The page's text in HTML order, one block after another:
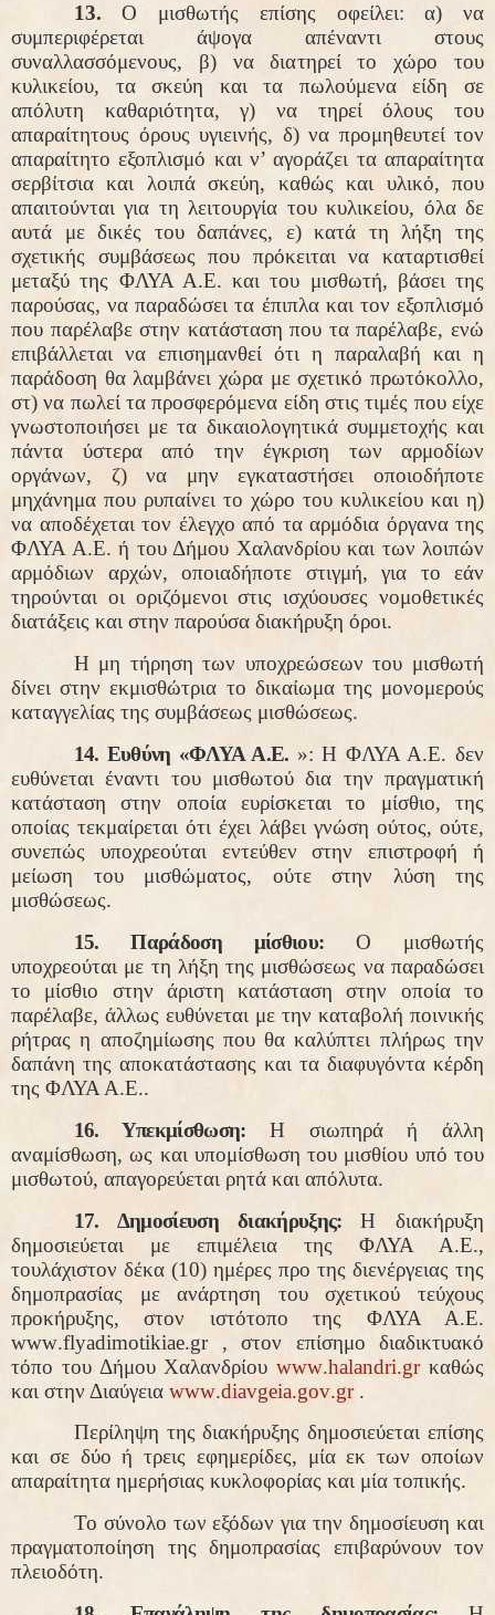
13. Ο μισθωτής επίσης οφείλει: α) να
συμπεριφέρεται άψογα απέναντι στους
συναλλασσόμενους, β) να διατηρεί το χώρο του
κυλικείου, τα σκεύη και τα πωλούμενα είδη σε
απόλυτη καθαριότητα, γ) να τηρεί όλους του
απαραίτητους όρους υγιεινής, δ) να προμηθευτεί τον
απαραίτητο εξοπλισμό και ν’ αγοράζει τα απαραίτητα
σερβίτσια και λοιπά σκεύη, καθώς και υλικό, που
απαιτούνται για τη λειτουργία του κυλικείου, όλα δε
αυτά με δικές του δαπάνες, ε) κατά τη λήξη της
σχετικής συμβάσεως που πρόκειται να καταρτισθεί
μεταξύ της ΦΛΥΑ Α.Ε. και του μισθωτή, βάσει της
παρούσας, να παραδώσει τα έπιπλα και τον εξοπλισμό
που παρέλαβε στην κατάσταση που τα παρέλαβε, ενώ
επιβάλλεται να επισημανθεί ότι η παραλαβή και η
παράδοση θα λαμβάνει χώρα με σχετικό πρωτόκολλο,
στ) να πωλεί τα προσφερόμενα είδη στις τιμές που είχε
γνωστοποιήσει με τα δικαιολογητικά συμμετοχής και
πάντα ύστερα από την έγκριση των αρμοδίων
οργάνων, ζ) να μην εγκαταστήσει οποιοδήποτε
μηχάνημα που ρυπαίνει το χώρο του κυλικείου και η)
να αποδέχεται τον έλεγχο από τα αρμόδια όργανα της
ΦΛΥΑ Α.Ε. ή του Δήμου Χαλανδρίου και των λοιπών
αρμόδιων αρχών, οποιαδήποτε στιγμή, για το εάν
τηρούνται οι οριζόμενοι στις ισχύουσες νομοθετικές
διατάξεις και στην παρούσα διακήρυξη όροι.
Η μη τήρηση των υποχρεώσεων του μισθωτή
δίνει στην εκμισθώτρια το δικαίωμα της μονομερούς
καταγγελίας της συμβάσεως μισθώσεως.
14. Ευθύνη «ΦΛΥΑ Α.Ε. »: Η ΦΛΥΑ Α.Ε. δεν
ευθύνεται έναντι του μισθωτού δια την πραγματική
κατάσταση στην οποία ευρίσκεται το μίσθιο, της
οποίας τεκμαίρεται ότι έχει λάβει γνώση ούτος, ούτε,
συνεπώς υποχρεούται εντεύθεν στην επιστροφή ή
μείωση του μισθώματος, ούτε στην λύση της
μισθώσεως.
15. Παράδοση μίσθιου: Ο μισθωτής
υποχρεούται με τη λήξη της μισθώσεως να παραδώσει
το μίσθιο στην άριστη κατάσταση στην οποία το
παρέλαβε, άλλως ευθύνεται με την καταβολή ποινικής
ρήτρας η αποζημίωσης που θα καλύπτει πλήρως την
δαπάνη της αποκατάστασης και τα διαφυγόντα κέρδη
της ΦΛΥΑ Α.Ε..
16. Υπεκμίσθωση: Η σιωπηρά ή άλλη
αναμίσθωση, ως και υπομίσθωση του μισθίου υπό του
μισθωτού, απαγορεύεται ρητά και απόλυτα.
17. Δημοσίευση διακήρυξης:Η διακήρυξη
δημοσιεύεται με επιμέλεια της ΦΛΥΑ Α.Ε.,
τουλάχιστον δέκα (10) ημέρες προ της διενέργειας της
δημοπρασίας με ανάρτηση του σχετικού τεύχους
προκήρυξης, στον ιστότοπο της ΦΛΥΑ Α.Ε.
www.flyadimotikiae.gr
, στον επίσημο διαδικτυακό
τόπο του Δήμου Χαλανδρίουwww.halandri.gr καθώς
και στην Διαύγεια www.diavgeia.gov.gr .
Περίληψη της διακήρυξης δημοσιεύεται επίσης
και σε δύο ή τρεις εφημερίδες, μία εκ των οποίων
απαραίτητα ημερήσιας κυκλοφορίας και μία τοπικής.
Το σύνολο των εξόδων για την δημοσίευση και
πραγματοποίηση της δημοπρασίας επιβαρύνουν τον
πλειοδότη.